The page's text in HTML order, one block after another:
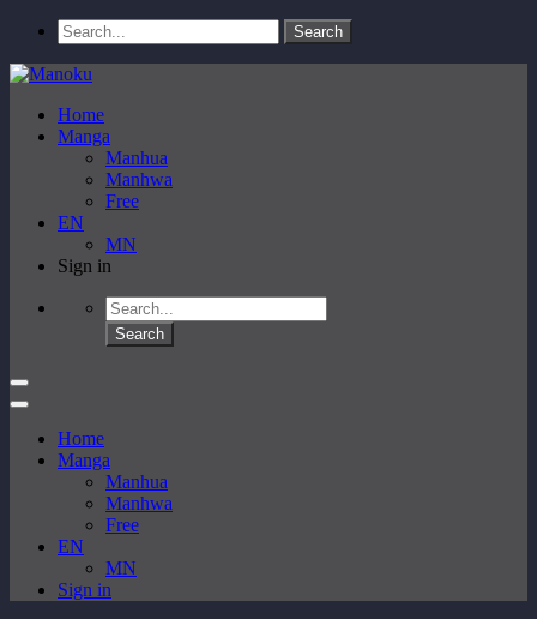
Home
Manga
Manhua
Manhwa
Free
EN
MN
Sign in
Home
Manga
Manhua
Manhwa
Free
EN
MN
Sign in